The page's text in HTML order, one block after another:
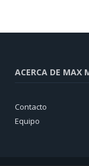
ACERCA DE MAX
Contacto
Equipo